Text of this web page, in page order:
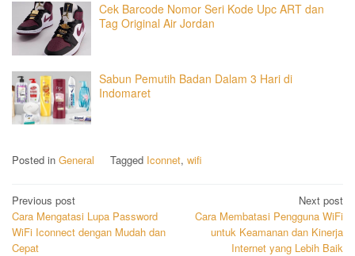
Cek Barcode Nomor Seri Kode Upc ART dan
Tag Original Air Jordan
Sabun Pemutih Badan Dalam 3 Hari di
Indomaret
Posted in General Tagged Iconnet, wifi
Post
navigation
Previous post
Cara Mengatasi Lupa Password
WiFi Iconnect dengan Mudah dan
Cepat
Next post
Cara Membatasi Pengguna WiFi
untuk Keamanan dan Kinerja
Internet yang Lebih Baik